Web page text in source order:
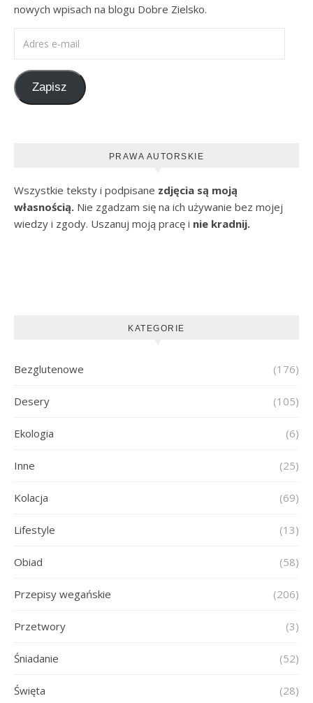
nowych wpisach na blogu Dobre Zielsko.
Zapisz
PRAWA AUTORSKIE
Wszystkie teksty i podpisane zdjęcia są moją
własnością. Nie zgadzam się na ich używanie bez mojej
wiedzy i zgody. Uszanuj moją pracę i nie kradnij.
KATEGORIE
Bezglutenowe (176)
Desery (105)
Ekologia (6)
Inne (25)
Kolacja (69)
Lifestyle (13)
Obiad (58)
Przepisy wegańskie (206)
Przetwory (3)
Śniadanie (52)
Święta (28)